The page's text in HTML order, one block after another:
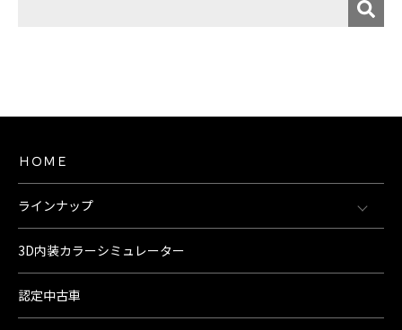
ＨＯＭＥ
ラインナップ
3D内装カラーシミュレーター
認定中古車